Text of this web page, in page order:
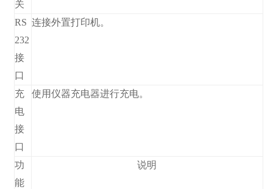
关
RS
232
接
口
连接外置打印机。
充
电
接
口
使用仪器充电器进行充电。
功
能
说明